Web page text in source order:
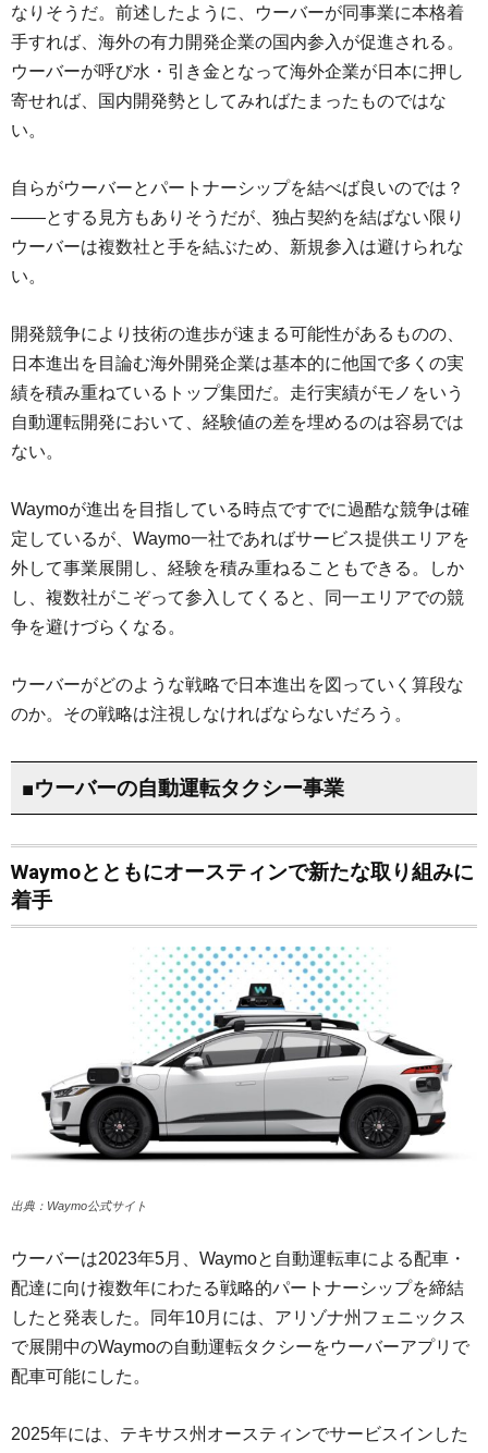
なりそうだ。前述したように、ウーバーが同事業に本格着
手すれば、海外の有力開発企業の国内参入が促進される。
ウーバーが呼び水・引き金となって海外企業が日本に押し
寄せれば、国内開発勢としてみればたまったものではな
い。
自らがウーバーとパートナーシップを結べば良いのでは？
――とする見方もありそうだが、独占契約を結ばない限り
ウーバーは複数社と手を結ぶため、新規参入は避けられな
い。
開発競争により技術の進歩が速まる可能性があるものの、
日本進出を目論む海外開発企業は基本的に他国で多くの実
績を積み重ねているトップ集団だ。走行実績がモノをいう
自動運転開発において、経験値の差を埋めるのは容易では
ない。
Waymoが進出を目指している時点ですでに過酷な競争は確
定しているが、Waymo一社であればサービス提供エリアを
外して事業展開し、経験を積み重ねることもできる。しか
し、複数社がこぞって参入してくると、同一エリアでの競
争を避けづらくなる。
ウーバーがどのような戦略で日本進出を図っていく算段な
のか。その戦略は注視しなければならないだろう。
■ウーバーの自動運転タクシー事業
Waymoとともにオースティンで新たな取り組みに
着手
出典：Waymo公式サイト
ウーバーは2023年5月、Waymoと自動運転車による配車・
配達に向け複数年にわたる戦略的パートナーシップを締結
したと発表した。同年10月には、アリゾナ州フェニックス
で展開中のWaymoの自動運転タクシーをウーバーアプリで
配車可能にした。
2025年には、テキサス州オースティンでサービスインした